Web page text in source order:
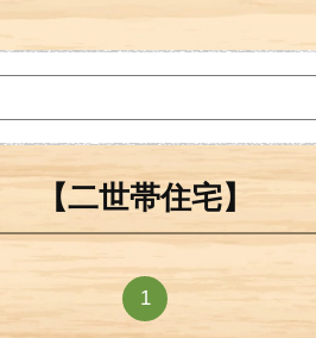
【二世帯住宅】
1